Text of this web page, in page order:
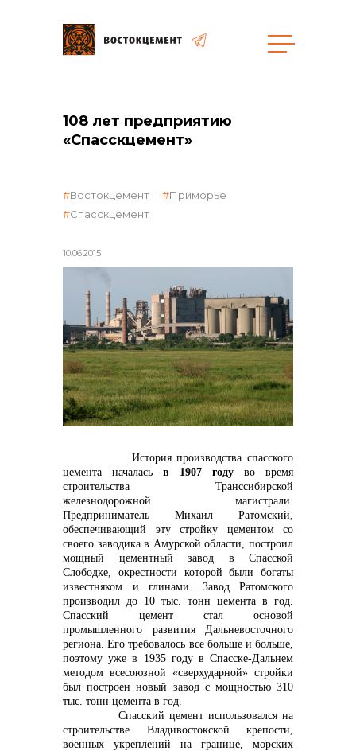
общая информация
объявленные закупки
реализация неликвидов
контакты отдела закупок
Контакты
+7 (423) 234 50 50
108 лет предприятию
«Спасскцемент»
10.06.2015
Востокцемент
Приморье
Спасскцемент
История производства спасского
цемента началась в 1907 году во время
строительства Транссибирской
железнодорожной магистрали.
Предприниматель Михаил Ратомский,
обеспечивающий эту стройку цементом со
своего заводика в Амурской области, построил
мощный цементный завод в Спасской
Слободке, окрестности которой были богаты
известняком и глинами. Завод Ратомского
производил до 10 тыс. тонн цемента в год.
Спасский цемент стал основой
промышленного развития Дальневосточного
региона. Его требовалось все больше и больше,
поэтому уже в 1935 году в Спасске-Дальнем
методом всесоюзной «сверхударной» стройки
был построен новый завод с мощностью 310
тыс. тонн цемента в год.
Спасский цемент использовался на
строительстве Владивостокской крепости,
военных укреплений на границе, морских